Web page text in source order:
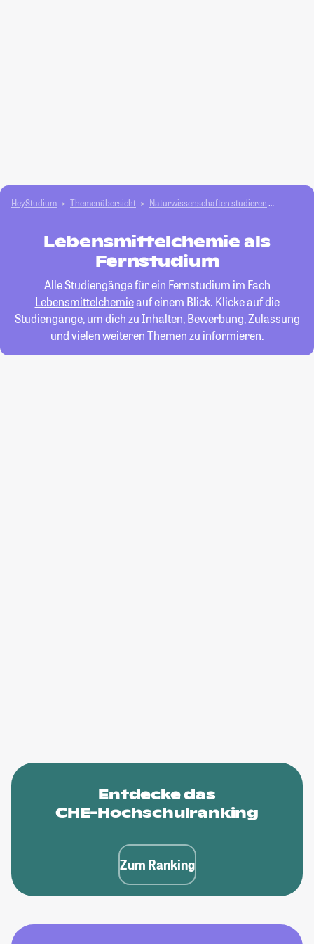
HeyStudium Themenübersicht Natur­wissenschaften studieren
Lebensmittelchemie als
Fernstudium
Alle Studiengänge für ein Fernstudium im Fach
Lebensmittelchemieauf einem Blick. Klicke auf die
Studiengänge, um dich zu Inhalten, Bewerbung, Zulassung
und vielen weiteren Themen zu informieren.
Entdecke das
CHE-Hochschulranking
Zum Ranking